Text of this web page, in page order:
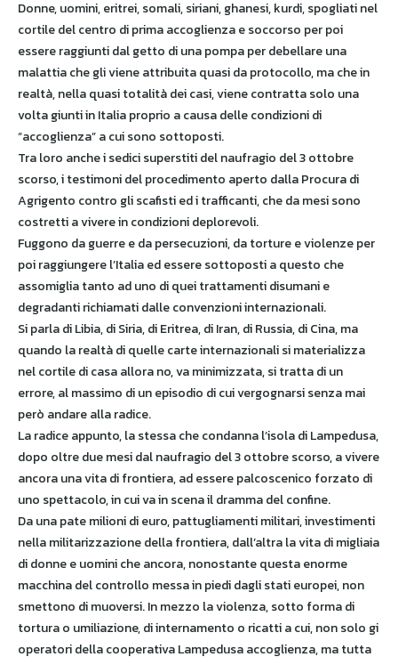
Donne, uomini, eritrei, somali, siriani, ghanesi, kurdi, spogliati nel
cortile del centro di prima accoglienza e soccorso per poi
essere raggiunti dal getto di una pompa per debellare una
malattia che gli viene attribuita quasi da protocollo, ma che in
realtà, nella quasi totalità dei casi, viene contratta solo una
volta giunti in Italia proprio a causa delle condizioni di
“accoglienza” a cui sono sottoposti.
Tra loro anche i sedici superstiti del naufragio del 3 ottobre
scorso, i testimoni del procedimento aperto dalla Procura di
Agrigento contro gli scafisti ed i trafficanti, che da mesi sono
costretti a vivere in condizioni deplorevoli.
Fuggono da guerre e da persecuzioni, da torture e violenze per
poi raggiungere l’Italia ed essere sottoposti a questo che
assomiglia tanto ad uno di quei trattamenti disumani e
degradanti richiamati dalle convenzioni internazionali.
Si parla di Libia, di Siria, di Eritrea, di Iran, di Russia, di Cina, ma
quando la realtà di quelle carte internazionali si materializza
nel cortile di casa allora no, va minimizzata, si tratta di un
errore, al massimo di un episodio di cui vergognarsi senza mai
però andare alla radice.
La radice appunto, la stessa che condanna l’isola di Lampedusa,
dopo oltre due mesi dal naufragio del 3 ottobre scorso, a vivere
ancora una vita di frontiera, ad essere palcoscenico forzato di
uno spettacolo, in cui va in scena il dramma del confine.
Da una pate milioni di euro, pattugliamenti militari, investimenti
nella militarizzazione della frontiera, dall’altra la vita di migliaia
di donne e uomini che ancora, nonostante questa enorme
macchina del controllo messa in piedi dagli stati europei, non
smettono di muoversi. In mezzo la violenza, sotto forma di
tortura o umiliazione, di internamento o ricatti a cui, non solo gi
operatori della cooperativa Lampedusa accoglienza, ma tutta